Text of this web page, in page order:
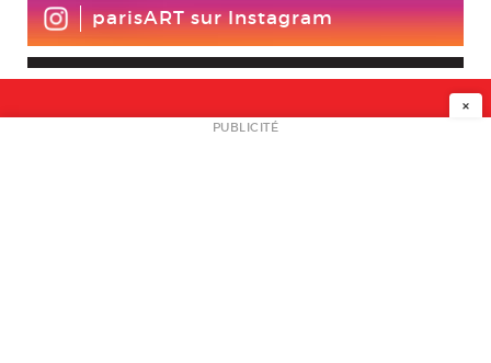
parisART sur Instagram
NEWSLETTER
×
PUBLICITÉ